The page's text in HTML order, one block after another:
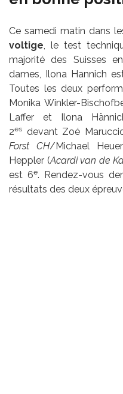
Ce samedi matin dans
voltige, le test
majorité des Suisses
dames, Ilona Hannich
Toutes les deux
Monika Winkler-
Laffer et Ilona
2es devant Zoé
Forst CH/Michael
Heppler (Acardi van de
est 6e. Rendez-vous
résultats des deux